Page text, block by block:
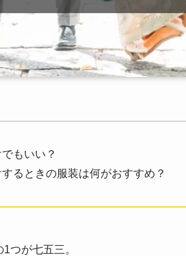
もいい？
るときの服装は何がおすすめ？
つが七五三。